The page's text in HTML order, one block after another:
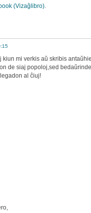
(Vizaĝlibro).
mi verkis aŭ skribis
de siaj popoloj,sed
al ĉiuj!